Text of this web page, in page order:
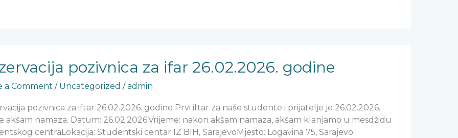
pozivnica za ifar 26.02.2026. godine
a Comment / Uncategorized /admin
pozivnica za iftar 26.02.2026. godine Prvi iftar za naše studente i prijatelje je 26.02.2026.
akšam namaza. Datum: 26.02.2026.Vrijeme: nakon akšam namaza, akšam klanjamo u mesdžidu
centraLokacija: Studentski centar IZ BIH, SarajevoMjesto: Logavina 75, Sarajevo